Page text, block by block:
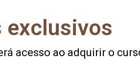
exclusivos
acesso ao adquirir o